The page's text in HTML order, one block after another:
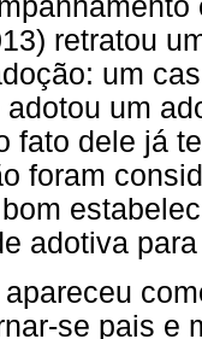
retratou
um
um
fato dele já
foram
adotiva
se pais e